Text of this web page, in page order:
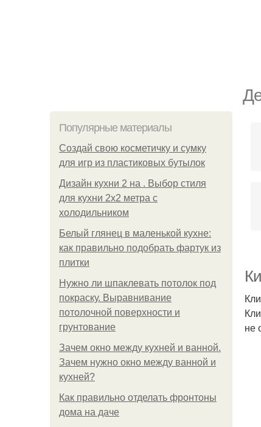
Популярные материалы
Создай свою косметичку и сумку
для игр из пластиковых бутылок
Дизайн кухни 2 на . Выбор стиля
для кухни 2х2 метра с
холодильником
Белый глянец в маленькой кухне:
как правильно подобрать фартук из
плитки
Нужно ли шпаклевать потолок под
покраску. Выравнивание
потолочной поверхности и
грунтование
Зачем окно между кухней и ванной.
Зачем нужно окно между ванной и
кухней?
Как правильно отделать фронтоны
дома на даче
не